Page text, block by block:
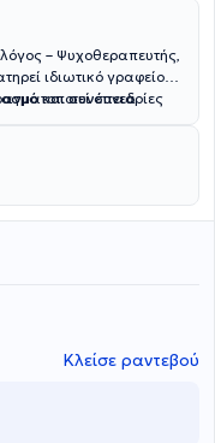
– Ψυχοθεραπευτής,
ιδιωτικό γραφείο
συνεδρίες
Βορρόμειος Κόμβος και
και συνέπεια.
Κλείσε ραντεβού